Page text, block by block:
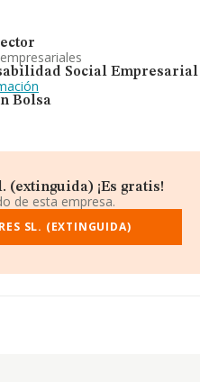
Social Empresarial
Bolsa
¡Es gratis!
de esta empresa.
SL. (EXTINGUIDA)